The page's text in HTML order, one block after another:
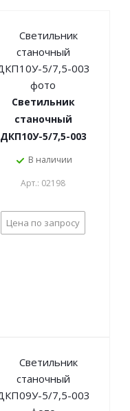
Светильник
станочный
ДКП10У-5/7,5-003
В наличии
Арт.: 02198
Цена по запросу